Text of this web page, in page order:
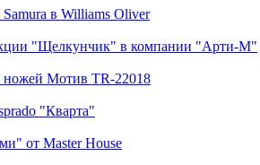
в Williams Oliver
"Щелкунчик" в компании "Арти-М"
ножей Мотив TR-22018
"Кварта"
от Master House